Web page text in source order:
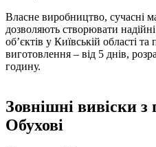
Власне виробництво, сучасні
дозволяють створювати
об’єктів у Київській області
виготовлення – від 5 днів,
годину.
Зовнішні вивіски з
Обухові